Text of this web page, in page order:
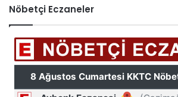
Nöbetçi Eczaneler